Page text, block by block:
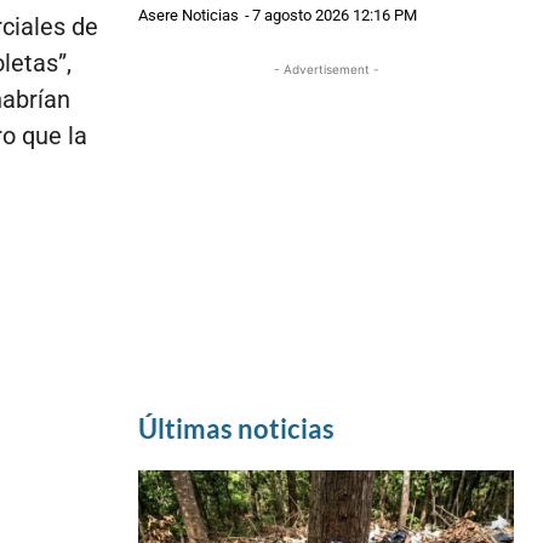
de
que la
Asere Noticias -7 agosto 2026 12:16 PM
- Advertisement -
Últimas noticias